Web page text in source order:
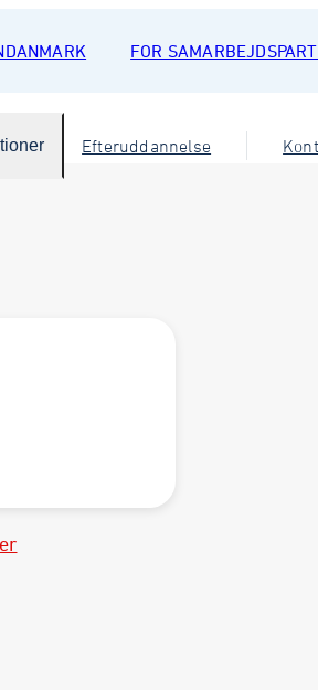
FOR
Efteruddannelse